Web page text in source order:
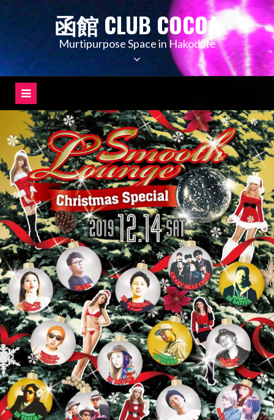
ツ
キ
プ
函館 CLUB COCOA
Murtipurpose Space in Hakodate